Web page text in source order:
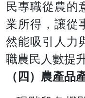
民專職從農的
業所得，讓從
然能吸引人力
職農民人數提升
（四）農產品